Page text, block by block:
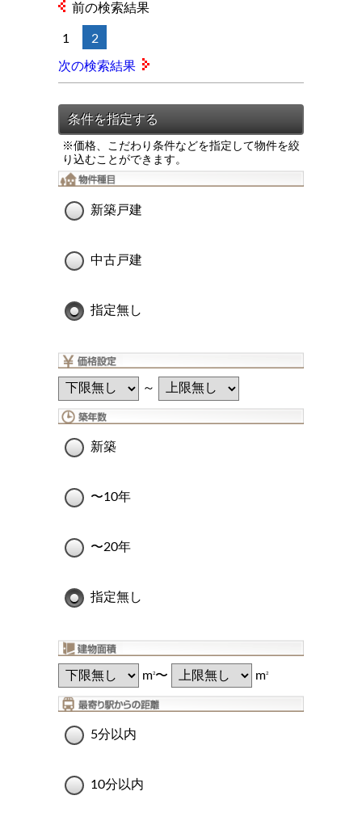
※価格、こだわり条件などを指定して物件を絞
り込むことができます。
新築戸建
中古戸建
指定無し
～
新築
〜10年
〜20年
指定無し
m2〜 m2
5分以内
10分以内
前の検索結果
1 2
次の検索結果